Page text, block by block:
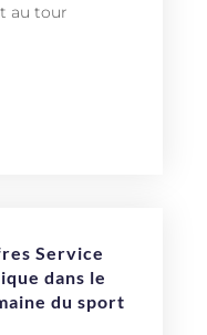
au tour
Service
dans le
du sport